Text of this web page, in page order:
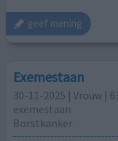
geef mening
Exemestaan
30-11-2025 | Vrouw |
exemestaan
Borstkanker